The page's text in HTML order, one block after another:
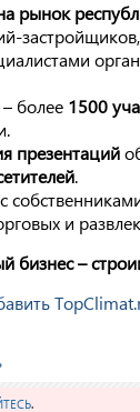
рынок
более 1500
презентаций
.
и
бизнес –
.